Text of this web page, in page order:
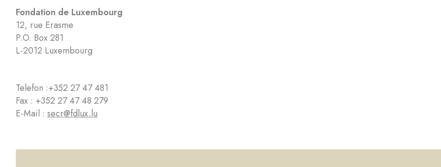
Fondation de Luxembourg
12, rue Erasme
P.O. Box 281
L-2012 Luxembourg
Telefon :+352 27 47 481
Fax : +352 27 47 48 279
E-Mail : secr@fdlux.lu